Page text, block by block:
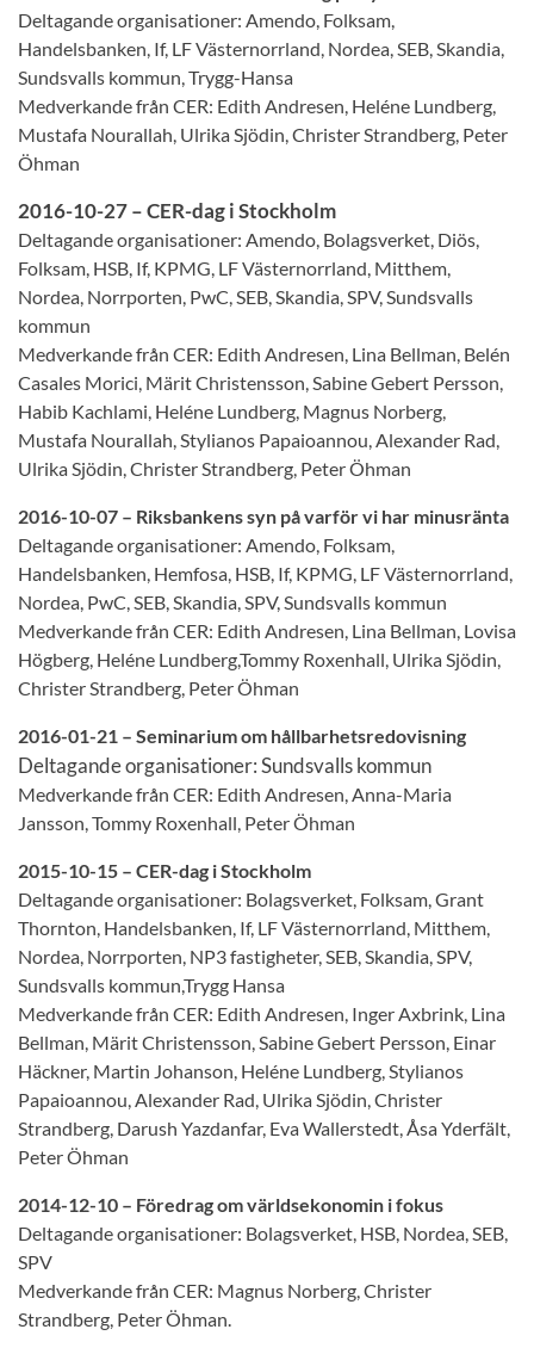
Deltagande organisationer: Amendo, Folksam,
Handelsbanken, If, LF Västernorrland, Nordea, SEB, Skandia,
Sundsvalls kommun, Trygg-Hansa
Medverkande från CER: Edith Andresen, Heléne Lundberg,
Mustafa Nourallah, Ulrika Sjödin, Christer Strandberg, Peter
Öhman
2016-10-27 – CER-dag i Stockholm
Deltagande organisationer: Amendo, Bolagsverket, Diös,
Folksam, HSB, If, KPMG, LF Västernorrland, Mitthem,
Nordea, Norrporten, PwC, SEB, Skandia, SPV, Sundsvalls
kommun
Medverkande från CER: Edith Andresen, Lina Bellman, Belén
Casales Morici, Märit Christensson, Sabine Gebert Persson,
Habib Kachlami, Heléne Lundberg, Magnus Norberg,
Mustafa Nourallah, Stylianos Papaioannou, Alexander Rad,
Ulrika Sjödin, Christer Strandberg, Peter Öhman
2016-10-07 – Riksbankens syn på varför vi har minusränta
Deltagande organisationer: Amendo, Folksam,
Handelsbanken, Hemfosa, HSB, If, KPMG, LF Västernorrland,
Nordea, PwC, SEB, Skandia, SPV, Sundsvalls kommun
Medverkande från CER: Edith Andresen, Lina Bellman, Lovisa
Högberg, Heléne Lundberg,Tommy Roxenhall, Ulrika Sjödin,
Christer Strandberg, Peter Öhman
2016-01-21 – Seminarium om hållbarhetsredovisning
Deltagande organisationer: Sundsvalls kommun
Medverkande från CER: Edith Andresen, Anna-Maria
Jansson, Tommy Roxenhall, Peter Öhman
2015-10-15 – CER-dag i Stockholm
Deltagande organisationer: Bolagsverket, Folksam, Grant
Thornton, Handelsbanken, If, LF Västernorrland, Mitthem,
Nordea, Norrporten, NP3 fastigheter, SEB, Skandia, SPV,
Sundsvalls kommun,Trygg Hansa
Medverkande från CER: Edith Andresen, Inger Axbrink, Lina
Bellman, Märit Christensson, Sabine Gebert Persson, Einar
Häckner, Martin Johanson, Heléne Lundberg, Stylianos
Papaioannou, Alexander Rad, Ulrika Sjödin, Christer
Strandberg, Darush Yazdanfar, Eva Wallerstedt, Åsa Yderfält,
Peter Öhman
2014-12-10 – Föredrag om världsekonomin i fokus
Deltagande organisationer: Bolagsverket, HSB, Nordea, SEB,
SPV
Medverkande från CER: Magnus Norberg, Christer
Strandberg, Peter Öhman.